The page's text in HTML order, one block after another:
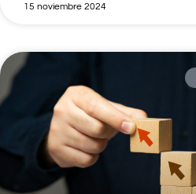
15 noviembre 2024